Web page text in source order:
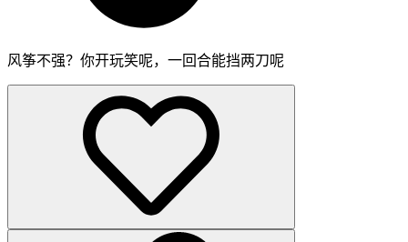
风筝不强？你开玩笑呢，一回合能挡两刀呢